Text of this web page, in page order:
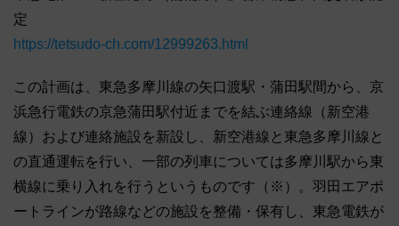
定
https://tetsudo-ch.com/12999263.html
この計画は、東急多摩川線の矢口渡駅・蒲田駅間から、京
浜急行電鉄の京急蒲田駅付近までを結ぶ連絡線（新空港
線）および連絡施設を新設し、新空港線と東急多摩川線と
の直通運転を行い、一部の列車については多摩川駅から東
横線に乗り入れを行うというものです（※）。羽田エアポ
ートラインが路線などの施設を整備・保有し、東急電鉄が